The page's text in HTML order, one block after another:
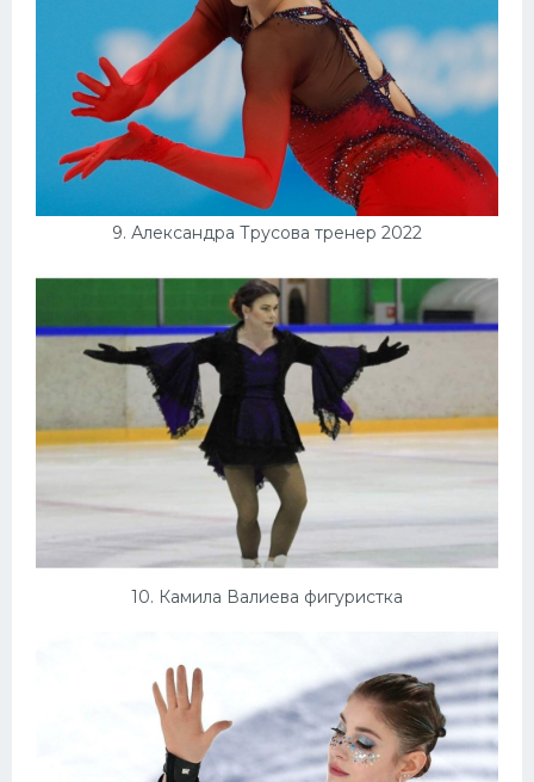
9. Александра Трусова тренер 2022
10. Камила Валиева фигуристка